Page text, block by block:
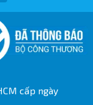
cấp ngày